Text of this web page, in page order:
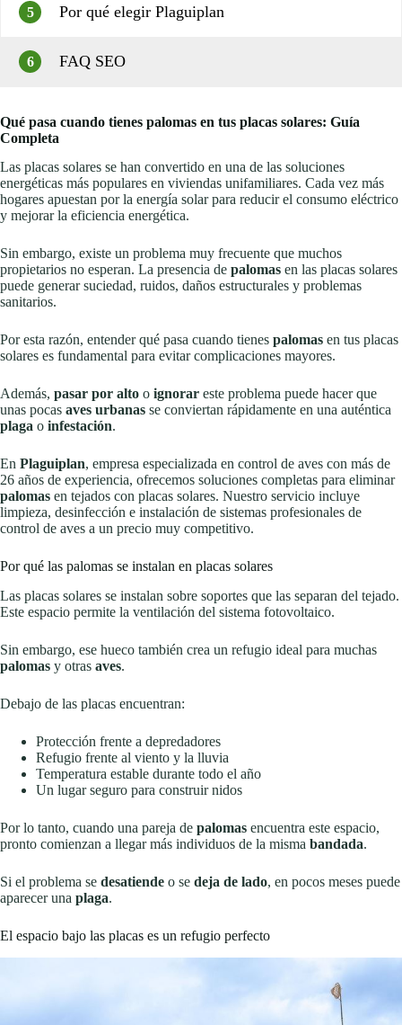
5 Por qué elegir Plaguiplan
6 FAQ SEO
Qué pasa cuando tienes palomas en tus placas solares: Guía
Completa
Las placas solares se han convertido en una de las soluciones
energéticas más populares en viviendas unifamiliares. Cada vez más
hogares apuestan por la energía solar para reducir el consumo eléctrico
y mejorar la eficiencia energética.
Sin embargo, existe un problema muy frecuente que muchos
propietarios no esperan. La presencia de palomas en las placas solares
puede generar suciedad, ruidos, daños estructurales y problemas
sanitarios.
Por esta razón, entender qué pasa cuando tienes palomas en tus placas
solares es fundamental para evitar complicaciones mayores.
Además, pasar por alto o ignorar este problema puede hacer que
unas pocas aves urbanas se conviertan rápidamente en una auténtica
plaga o infestación.
En Plaguiplan, empresa especializada en control de aves con más de
26 años de experiencia, ofrecemos soluciones completas para eliminar
palomas en tejados con placas solares. Nuestro servicio incluye
limpieza, desinfección e instalación de sistemas profesionales de
control de aves a un precio muy competitivo.
Por qué las palomas se instalan en placas solares
Las placas solares se instalan sobre soportes que las separan del tejado.
Este espacio permite la ventilación del sistema fotovoltaico.
Sin embargo, ese hueco también crea un refugio ideal para muchas
palomas y otras aves.
Debajo de las placas encuentran:
Protección frente a depredadores
Refugio frente al viento y la lluvia
Temperatura estable durante todo el año
Un lugar seguro para construir nidos
Por lo tanto, cuando una pareja de palomas encuentra este espacio,
pronto comienzan a llegar más individuos de la misma bandada.
Si el problema se desatiende o se deja de lado, en pocos meses puede
aparecer una plaga.
El espacio bajo las placas es un refugio perfecto